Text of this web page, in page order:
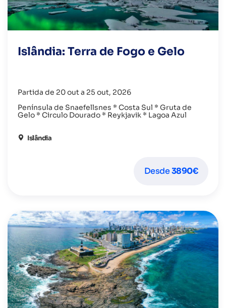
Islândia: Terra de Fogo e Gelo
Partida de 20 out a 25 out, 2026
Península de Snaefellsnes * Costa Sul * Gruta de
Gelo * Circulo Dourado * Reykjavik * Lagoa Azul
Islândia
Desde3890€